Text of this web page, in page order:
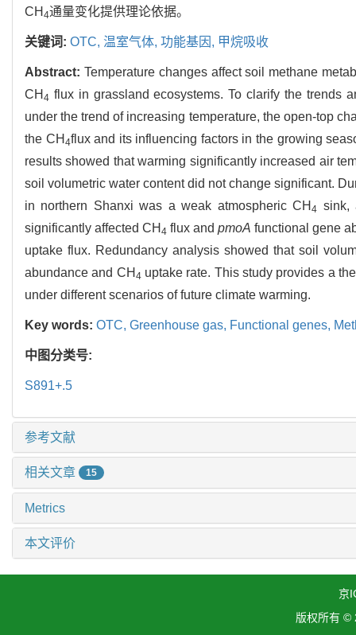
CH 4通量变化提供理论依据。
关键词: OTC, 温室气体, 功能基因, 甲烷吸收
Abstract: Temperature changes affect soil methane
CH 4 flux in grassland ecosystems. To clarify the trends
under the trend of increasing temperature, the open-top
the CH 4flux and its influencing factors in the growing
results showed that warming significantly increased air
soil volumetric water content did not change significant.
in northern Shanxi was a weak atmospheric CH 4 sink,
significantly affected CH 4 flux and pmoA functional gene
uptake flux. Redundancy analysis showed that soil
abundance and CH 4 uptake rate. This study provides a
under different scenarios of future climate warming.
Key words: OTC, Greenhouse gas, Functional genes,
中图分类号:
S891+.5
参考文献
相关文章 15
Metrics
本文评价
京
版权所有 ©